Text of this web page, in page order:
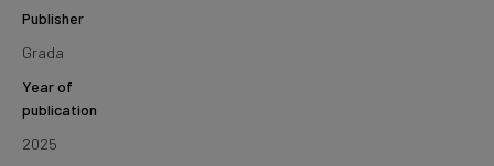
Publisher
Grada
Year of
publication
2025